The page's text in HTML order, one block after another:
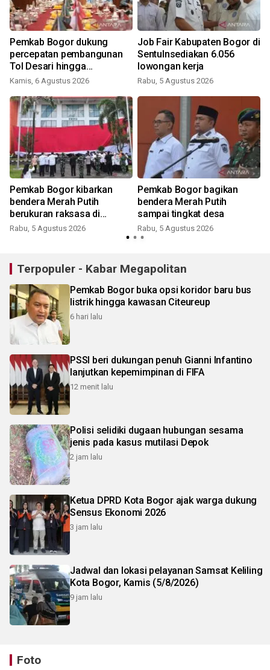
Pemkab Bogor dukung
percepatan pembangunan
Tol Desari hingga
Salabenda
Kamis, 6 Agustus 2026
Job Fair Kabupaten Bogor di
Sentulnsediakan 6.056
lowongan kerja
Rabu, 5 Agustus 2026
Pemkab Bogor kibarkan
bendera Merah Putih
berukuran raksasa di
Pakansari
Rabu, 5 Agustus 2026
Pemkab Bogor bagikan
bendera Merah Putih
sampai tingkat desa
Rabu, 5 Agustus 2026
Terpopuler - Kabar Megapolitan
Pemkab Bogor buka opsi koridor baru bus
listrik hingga kawasan Citeureup
6 hari lalu
PSSI beri dukungan penuh Gianni Infantino
lanjutkan kepemimpinan di FIFA
12 menit lalu
Polisi selidiki dugaan hubungan sesama
jenis pada kasus mutilasi Depok
2 jam lalu
Ketua DPRD Kota Bogor ajak warga dukung
Sensus Ekonomi 2026
3 jam lalu
Jadwal dan lokasi pelayanan Samsat Keliling
Kota Bogor, Kamis (5/8/2026)
9 jam lalu
Foto